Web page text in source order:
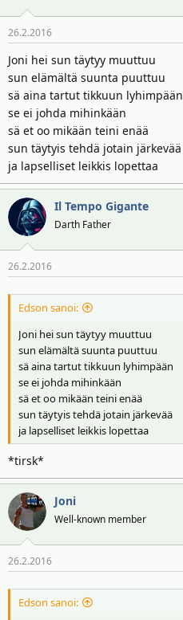
26.2.2016
Joni hei sun täytyy muuttuu
sun elämältä suunta puuttuu
sä aina tartut tikkuun lyhimpään
se ei johda mihinkään
sä et oo mikään teini enää
sun täytyis tehdä jotain järkevää
ja lapselliset leikkis lopettaa
Il Tempo Gigante
Darth Father
26.2.2016
Edson sanoi:
Joni hei sun täytyy muuttuu
sun elämältä suunta puuttuu
sä aina tartut tikkuun lyhimpään
se ei johda mihinkään
sä et oo mikään teini enää
sun täytyis tehdä jotain järkevää
ja lapselliset leikkis lopettaa
*tirsk*
Joni
Well-known member
26.2.2016
Edson sanoi: